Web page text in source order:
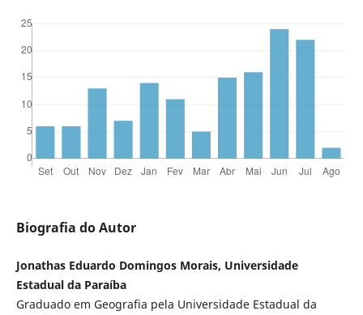
Biografia do Autor
Jonathas Eduardo Domingos Morais, Universidade
Estadual da Paraíba
Graduado em Geografia pela Universidade Estadual da